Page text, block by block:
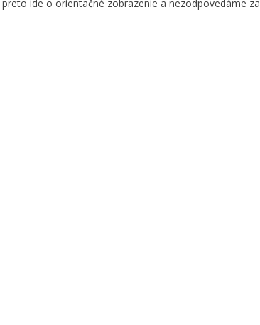
ide o orientačné zobrazenie a nezodpovedáme za